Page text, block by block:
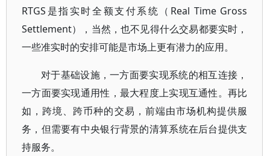
RTGS是指实时全额支付系统（Real Time Gross
Settlement），当然，也不见得什么交易都要实时，
一些准实时的安排可能是市场上更有潜力的应用。
对于基础设施，一方面要实现系统的相互连接，
一方面要实现通用性，最大程度上实现互通性。再比
如，跨境、跨币种的交易，前端由市场机构提供服
务，但需要有中央银行背景的清算系统在后台提供支
持服务。